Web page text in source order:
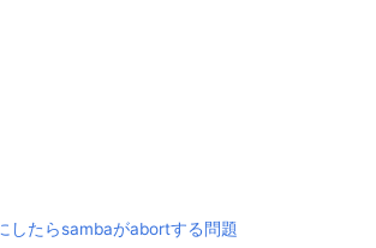
したらsambaがabortする問題